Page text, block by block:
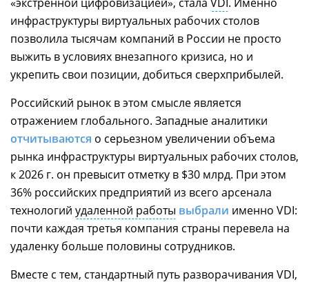
инфраструктуры виртуальных рабочих столов
позволила тысячам компаний в России не просто
выжить в условиях внезапного кризиса, но и
укрепить свои позиции, добиться сверхприбылей.
Российский рынок в этом смысле является
отражением глобального. Западные аналитики
отчитываются о серьезном увеличении объема
рынка инфраструктуры виртуальных рабочих столов,
к 2026 г. он превысит отметку в $30 млрд. При этом
36% российских предприятий из всего арсенала
технологий удаленной работы выбрали именно VDI:
почти каждая третья компания страны перевела на
удаленку больше половины сотрудников.
Вместе с тем, стандартный путь разворачивания VDI,